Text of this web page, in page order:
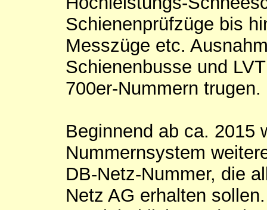
Schienenprüfzüge bis
Messzüge etc.
Schienenbusse und
700er-Nummern trugen.
Beginnend ab ca. 2015
Nummernsystem
DB-Netz-Nummer, die
Netz AG erhalten